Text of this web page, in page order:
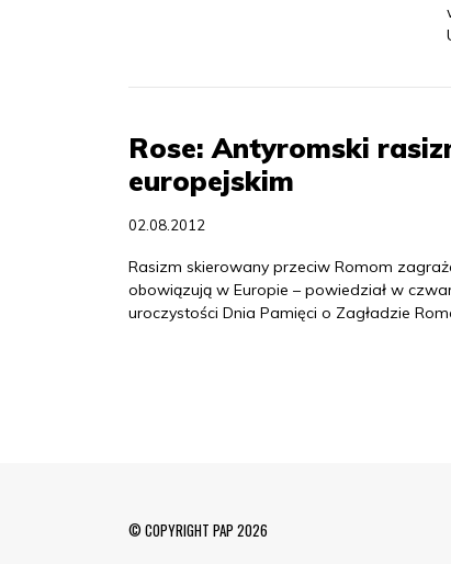
Rose: Antyromski
europejskim
02.08.2012
Rasizm skierowany przeciw Romom
obowiązują w Europie – powiedział w
uroczystości Dnia Pamięci o Zagładzie
© COPYRIGHT PAP 2026